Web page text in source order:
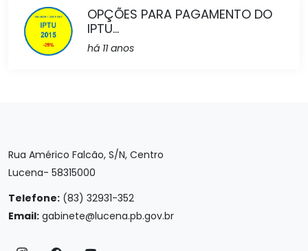
OPÇÕES PARA PAGAMENTO DO
IPTU...
há 11 anos
Rua Américo Falcão, S/N, Centro
Lucena- 58315000
Telefone: (83) 32931-352
Email: gabinete@lucena.pb.gov.br